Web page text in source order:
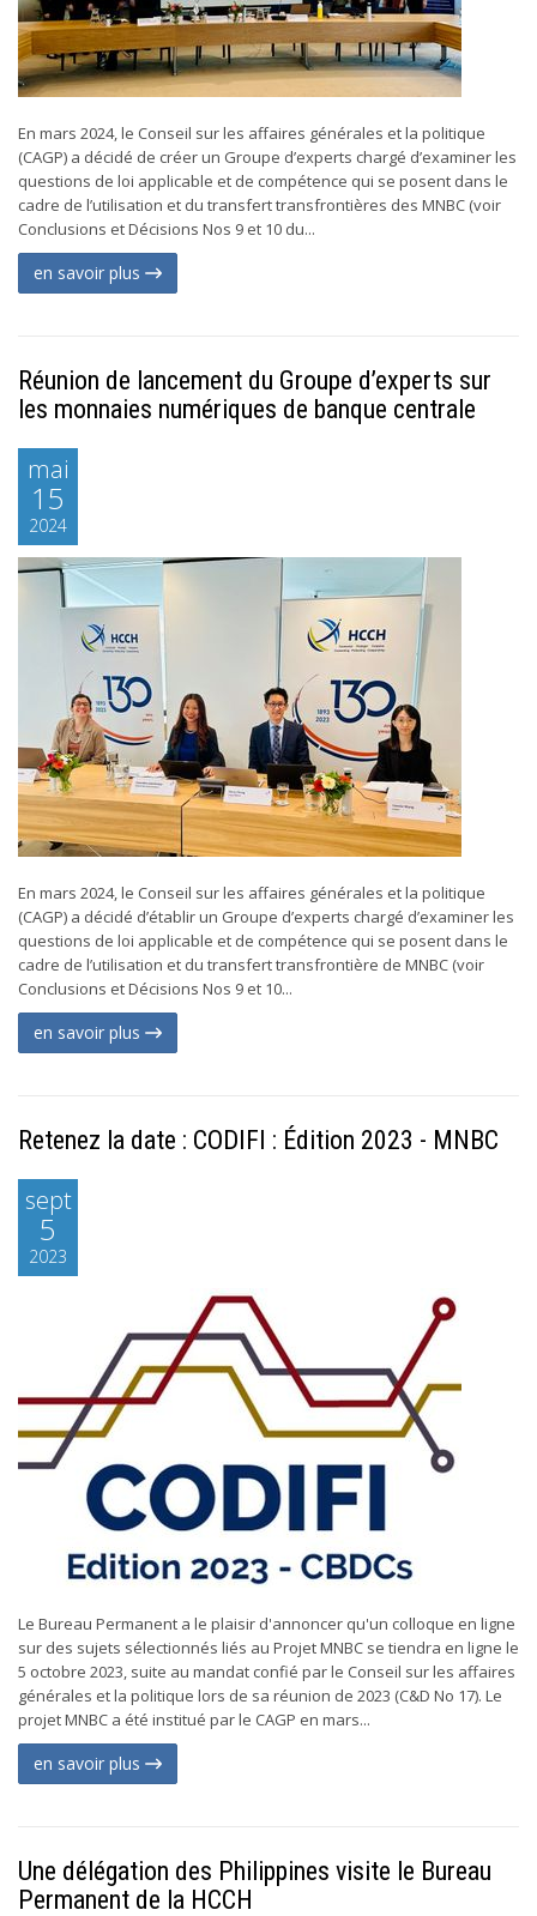
En mars 2024, le Conseil sur les affaires générales et la politique
(CAGP) a décidé de créer un Groupe d’experts chargé d’examiner les
questions de loi applicable et de compétence qui se posent dans le
cadre de l’utilisation et du transfert transfrontières des MNBC (voir
Conclusions et Décisions Nos 9 et 10 du...
en savoir plus
Réunion de lancement du Groupe d’experts sur
les monnaies numériques de banque centrale
mai
15
2024
En mars 2024, le Conseil sur les affaires générales et la politique
(CAGP) a décidé d’établir un Groupe d’experts chargé d’examiner les
questions de loi applicable et de compétence qui se posent dans le
cadre de l’utilisation et du transfert transfrontière de MNBC (voir
Conclusions et Décisions Nos 9 et 10...
en savoir plus
Retenez la date : CODIFI : Édition 2023 - MNBC
sept
5
2023
Le Bureau Permanent a le plaisir d'annoncer qu'un colloque en ligne
sur des sujets sélectionnés liés au Projet MNBC se tiendra en ligne le
5 octobre 2023, suite au mandat confié par le Conseil sur les affaires
générales et la politique lors de sa réunion de 2023 (C&D No 17). Le
projet MNBC a été institué par le CAGP en mars...
en savoir plus
Une délégation des Philippines visite le Bureau
Permanent de la HCCH